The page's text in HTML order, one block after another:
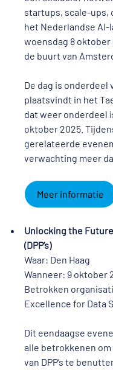
startups, scale-ups,
het Nederlandse
woensdag 8 oktober
de buurt van
De dag is onderdeel
plaatsvindt in het
dat weer onderdeel
oktober 2025.
gerelateerde
verwachting meer
Meer informatie
Unlocking the
(DPP’s)
Waar: Den Haag
Wanneer: 9 oktober
Betrokken
Excellence for Data
Dit eendaagse
alle betrokkenen
van DPP’s te